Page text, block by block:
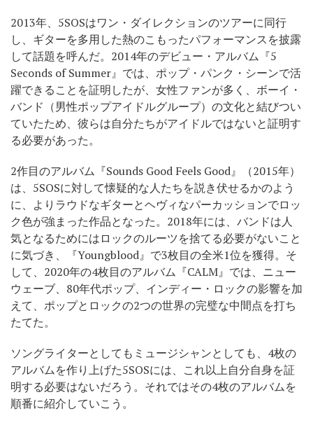
2013年、5SOSはワン・ダイレクションのツアーに同行
し、ギターを多用した熱のこもったパフォーマンスを披露
して話題を呼んだ。2014年のデビュー・アルバム『5
Seconds of Summer』では、ポップ・パンク・シーンで活
躍できることを証明したが、女性ファンが多く、ボーイ・
バンド（男性ポップアイドルグループ）の文化と結びつい
ていたため、彼らは自分たちがアイドルではないと証明す
る必要があった。
2作目のアルバム『Sounds Good Feels Good』（2015年）
は、5SOSに対して懐疑的な人たちを説き伏せるかのよう
に、よりラウドなギターとヘヴィなパーカッションでロッ
ク色が強まった作品となった。2018年には、バンドは人
気となるためにはロックのルーツを捨てる必要がないこと
に気づき、『Youngblood』で3枚目の全米1位を獲得。そ
して、2020年の4枚目のアルバム『CALM』では、ニュー
ウェーブ、80年代ポップ、インディー・ロックの影響を加
えて、ポップとロックの2つの世界の完璧な中間点を打ち
たてた。
ソングライターとしてもミュージシャンとしても、4枚の
アルバムを作り上げた5SOSには、これ以上自分自身を証
明する必要はないだろう。それではその4枚のアルバムを
順番に紹介していこう。